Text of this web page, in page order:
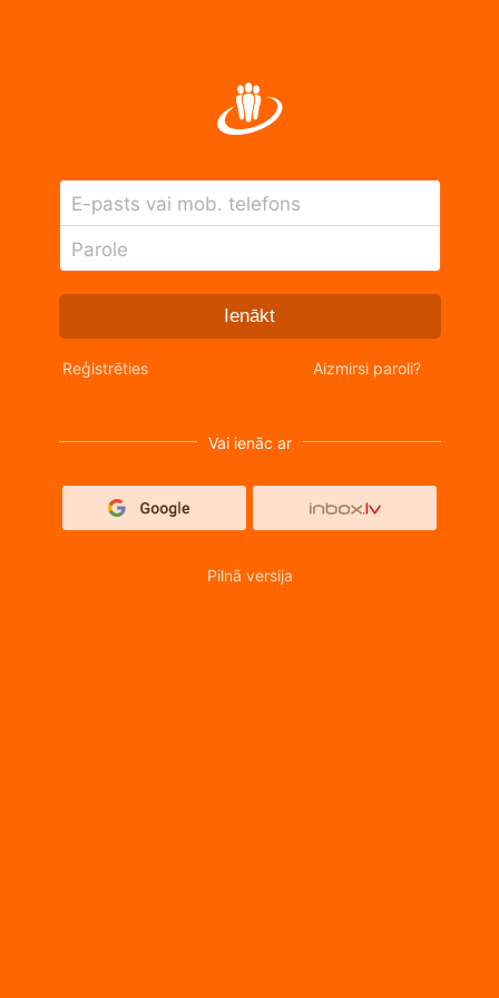
E-pasts vai mob. telefons
Parole
Ienākt
Reģistrēties Aizmirsi paroli?
Vai ienāc ar
Pilnā versija